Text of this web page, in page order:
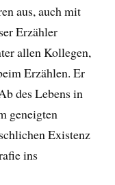
aus, auch mit
Erzähler
allen Kollegen,
Erzählen. Er
des Lebens in
geneigten
Existenz
ins